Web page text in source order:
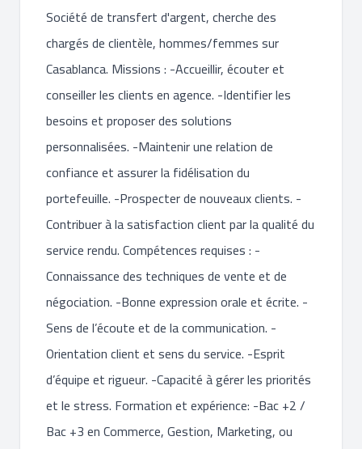
Société de transfert d'argent, cherche des
chargés de clientèle, hommes/femmes sur
Casablanca. Missions : -Accueillir, écouter et
conseiller les clients en agence. -Identifier les
besoins et proposer des solutions
personnalisées. -Maintenir une relation de
confiance et assurer la fidélisation du
portefeuille. -Prospecter de nouveaux clients. -
Contribuer à la satisfaction client par la qualité du
service rendu. Compétences requises : -
Connaissance des techniques de vente et de
négociation. -Bonne expression orale et écrite. -
Sens de l’écoute et de la communication. -
Orientation client et sens du service. -Esprit
d’équipe et rigueur. -Capacité à gérer les priorités
et le stress. Formation et expérience: -Bac +2 /
Bac +3 en Commerce, Gestion, Marketing, ou